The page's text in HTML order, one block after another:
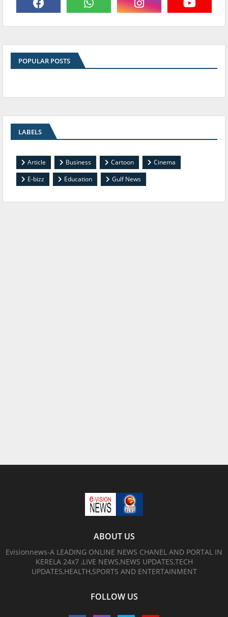
POPULAR POSTS
LABELS
Article Business Cartoon
Cinema
E-bizz
Education Gulf News
ABOUT US
Evisionnews-A LEADING ONLINE NEWS CHANEL AND PORTAL IN
KERELA 24x7 ,LIVE NEWS,NEWS UPDATES,TECH
UPDATES,HEALTH,SPORTS AND ENTERTAINMENT
FOLLOW US